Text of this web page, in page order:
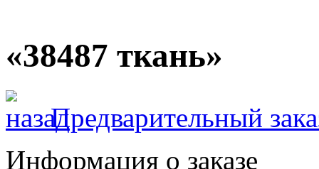
«38487 ткань»
Предварительный
Информация о заказе